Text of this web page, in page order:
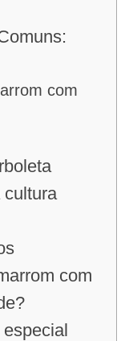
com
cultura
com